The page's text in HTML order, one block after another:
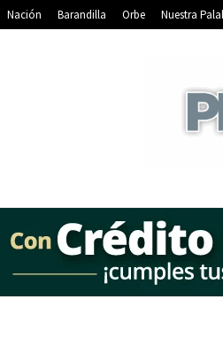
Nación Barandilla Orbe Nuestra